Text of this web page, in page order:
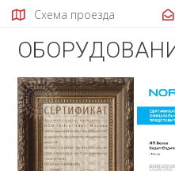
Схема проезда